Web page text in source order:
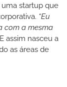
startup que
“Eu
com a mesma
assim nasceu a
as áreas de